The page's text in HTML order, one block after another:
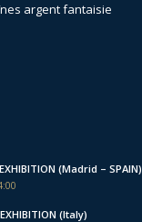
argent fantaisie
(Madrid – SPAIN)
(Italy)